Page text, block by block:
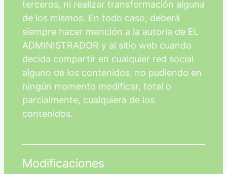
terceros, ni realizar transformación alguna
de los mismos. En todo caso, deberá
siempre hacer mención a la autoría de EL
ADMINISTRADOR y al sitio web cuando
decida compartir en cualquier red social
alguno de los contenidos, no pudiendo en
ningún momento modificar, total o
parcialmente, cualquiera de los
contenidos.
Modificaciones